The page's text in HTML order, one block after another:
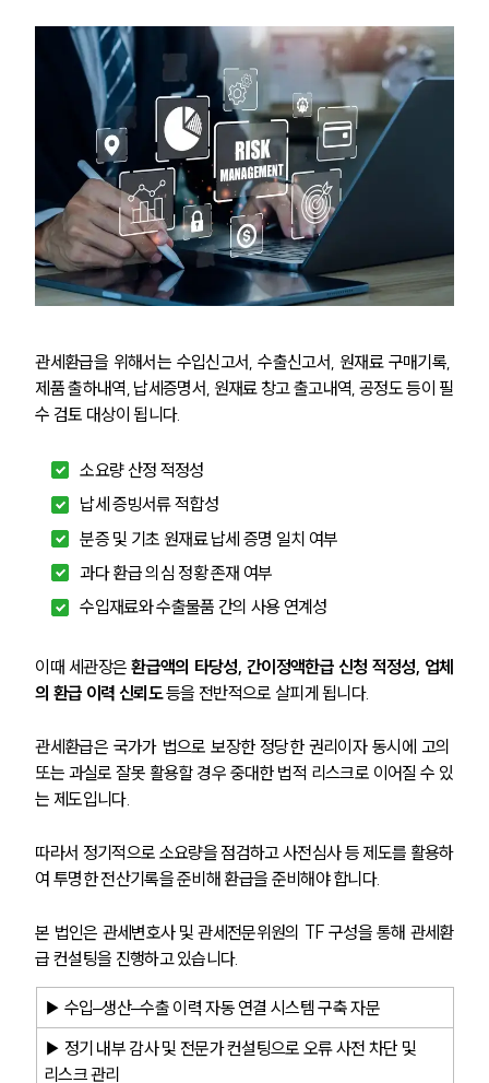
관세환급을 위해서는 수입신고서, 수출신고서, 원재료 구매기록,
제품 출하내역, 납세증명서, 원재료 창고 출고내역, 공정도 등이 필
수 검토 대상이 됩니다.
소요량 산정 적정성
납세 증빙서류 적합성
분증 및 기초 원재료 납세 증명 일치 여부
과다 환급 의심 정황 존재 여부
수입재료와 수출물품 간의 사용 연계성
이때 세관장은 환급액의 타당성, 간이정액한급 신청 적정성, 업체
의 환급 이력 신뢰도 등을 전반적으로 살피게 됩니다.
관세환급은 국가가 법으로 보장한 정당한 권리이자 동시에 고의
또는 과실로 잘못 활용할 경우 중대한 법적 리스크로 이어질 수 있
는 제도입니다.
따라서 정기적으로 소요량을 점검하고 사전심사 등 제도를 활용하
여 투명한 전산기록을 준비해 환급을 준비해야 합니다.
본 법인은 관세변호사 및 관세전문위원의 TF 구성을 통해 관세환
급 컨설팅을 진행하고 있습니다.
▶ 수입–생산–수출 이력 자동 연결 시스템 구축 자문
▶ 정기 내부 감사 및 전문가 컨설팅으로 오류 사전 차단 및
리스크 관리